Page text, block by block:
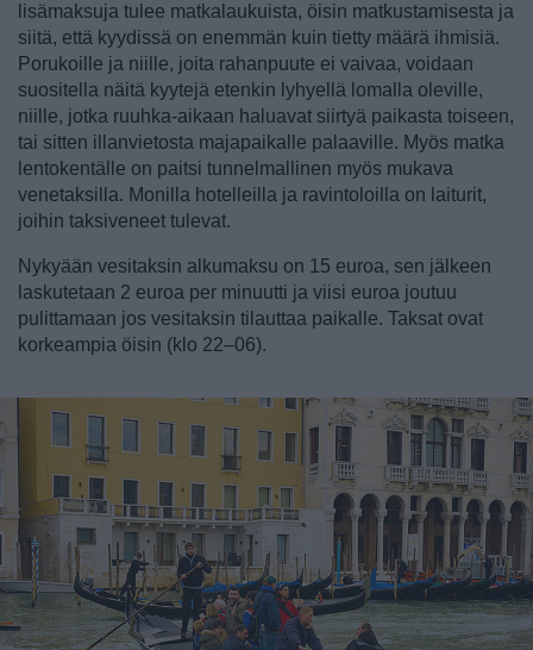
lisämaksuja tulee matkalaukuista, öisin matkustamisesta ja
siitä, että kyydissä on enemmän kuin tietty määrä ihmisiä.
Porukoille ja niille, joita rahanpuute ei vaivaa, voidaan
suositella näitä kyytejä etenkin lyhyellä lomalla oleville,
niille, jotka ruuhka-aikaan haluavat siirtyä paikasta toiseen,
tai sitten illanvietosta majapaikalle palaaville. Myös matka
lentokentälle on paitsi tunnelmallinen myös mukava
venetaksilla. Monilla hotelleilla ja ravintoloilla on laiturit,
joihin taksiveneet tulevat.
Nykyään vesitaksin alkumaksu on 15 euroa, sen jälkeen
laskutetaan 2 euroa per minuutti ja viisi euroa joutuu
pulittamaan jos vesitaksin tilauttaa paikalle. Taksat ovat
korkeampia öisin (klo 22–06).